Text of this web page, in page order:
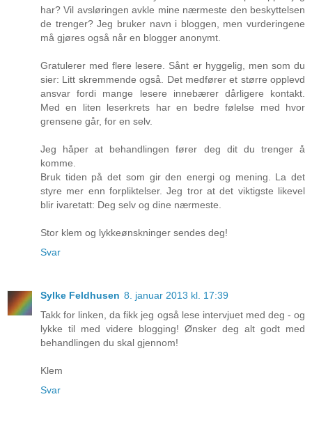
har? Vil avsløringen avkle mine nærmeste den beskyttelsen
de trenger? Jeg bruker navn i bloggen, men vurderingene
må gjøres også når en blogger anonymt.
Gratulerer med flere lesere. Sånt er hyggelig, men som du
sier: Litt skremmende også. Det medfører et større opplevd
ansvar fordi mange lesere innebærer dårligere kontakt.
Med en liten leserkrets har en bedre følelse med hvor
grensene går, for en selv.
Jeg håper at behandlingen fører deg dit du trenger å
komme.
Bruk tiden på det som gir den energi og mening. La det
styre mer enn forpliktelser. Jeg tror at det viktigste likevel
blir ivaretatt: Deg selv og dine nærmeste.
Stor klem og lykkeønskninger sendes deg!
Svar
Sylke Feldhusen 8. januar 2013 kl. 17:39
Takk for linken, da fikk jeg også lese intervjuet med deg - og
lykke til med videre blogging! Ønsker deg alt godt med
behandlingen du skal gjennom!
Klem
Svar